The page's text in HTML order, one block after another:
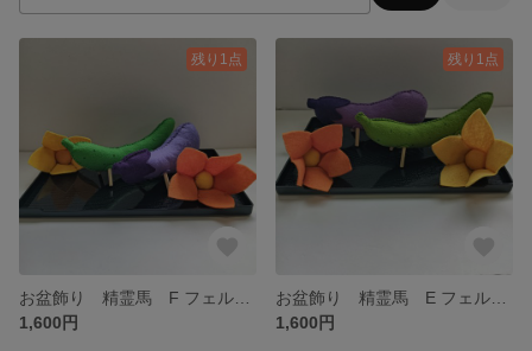
残り1点
1,600円
残り1点
1,600円